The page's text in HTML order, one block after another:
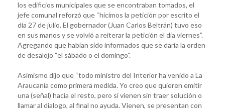
los edificios municipales que se encontraban tomados, el
jefe comunal reforzó que “hicimos la petición por escrito el
día 27 de julio. El gobernador (Juan Carlos Beltrán) tuvo eso
en sus manos y se volvió a reiterar la petición el día viernes”.
Agregando que habían sido informados que se daría la orden
de desalojo “el sábado o el domingo”.
Asimismo dijo que “todo ministro del Interior ha venido a La
Araucanía como primera medida. Yo creo que quieren emitir
una (señal) hacia el resto, pero si vienen sin traer solución o
llamar al dialogo, al final no ayuda. Vienen, se presentan con